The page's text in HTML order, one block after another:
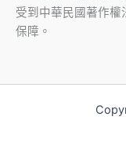
受到中華民國著作
保障。